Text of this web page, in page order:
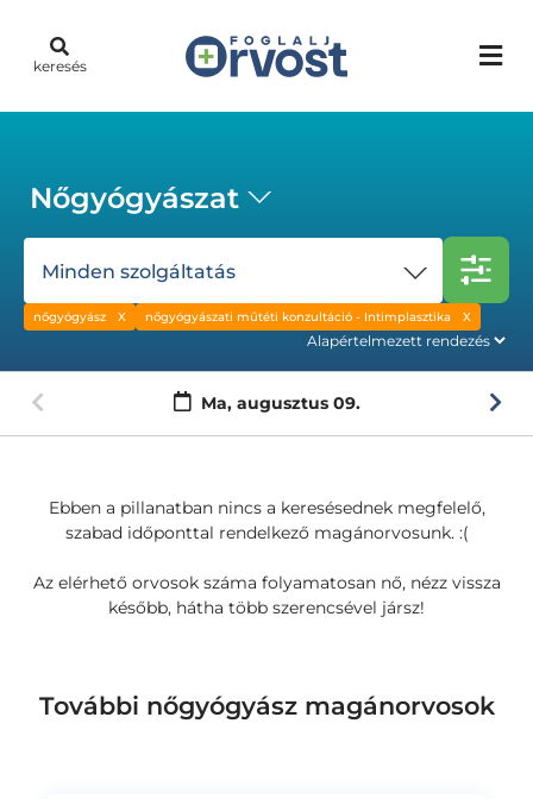
keresés
Nőgyógyászat
Minden szolgáltatás
nőgyógyász nőgyógyászati műtéti konzultáció - Intimplasztika
Ma, augusztus 09.
Ebben a pillanatban nincs a keresésednek megfelelő,
szabad időponttal rendelkező magánorvosunk. :(
Az elérhető orvosok száma folyamatosan nő, nézz vissza
később, hátha több szerencsével jársz!
További nőgyógyász magánorvosok